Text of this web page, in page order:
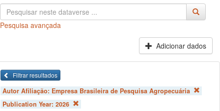
Pesquisa avançada
Adicionar dados
Filtrar resultados
Autor Afiliação: Empresa Brasileira de Pesquisa Agropecuária
Publication Year: 2026